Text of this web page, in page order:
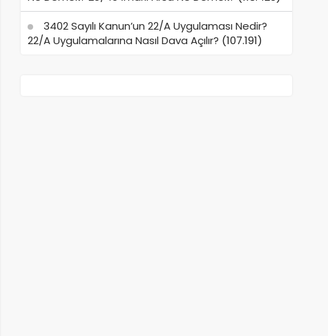
3402 Sayılı Kanun’un 22/A Uygulaması Nedir?
22/A Uygulamalarına Nasıl Dava Açılır? (107.191)